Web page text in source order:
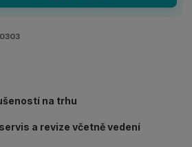
0303
na trhu
a revize včetně vedení